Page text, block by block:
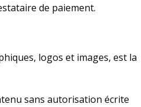
de paiement.
logos et images, est la
sans autorisation écrite